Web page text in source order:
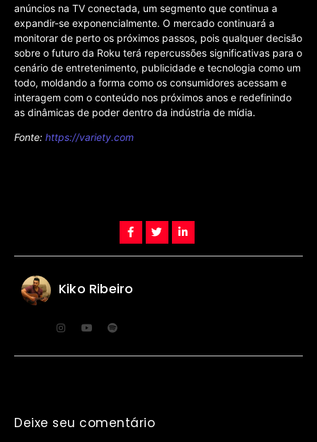
anúncios na TV conectada, um segmento que continua a
expandir-se exponencialmente. O mercado continuará a
monitorar de perto os próximos passos, pois qualquer decisão
sobre o futuro da Roku terá repercussões significativas para o
cenário de entretenimento, publicidade e tecnologia como um
todo, moldando a forma como os consumidores acessam e
interagem com o conteúdo nos próximos anos e redefinindo
as dinâmicas de poder dentro da indústria de mídia.
Fonte: https://variety.com
Kiko Ribeiro
Deixe seu comentário